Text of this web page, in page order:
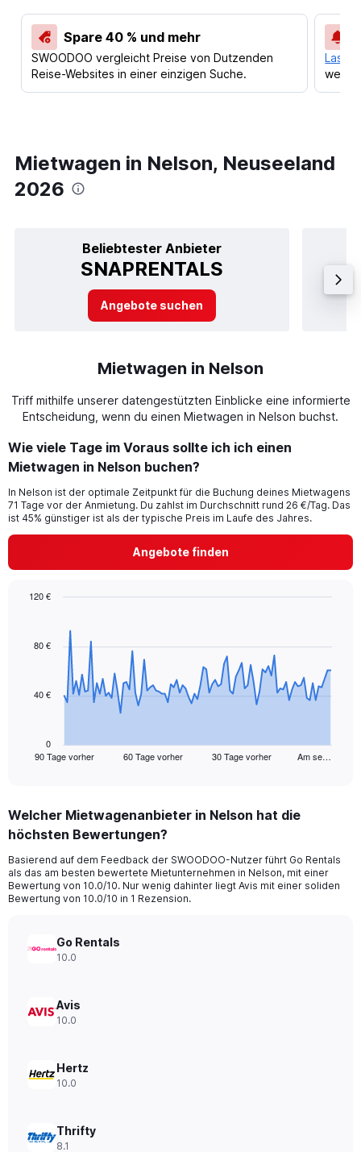
Spare 40 % und mehr
SWOODOO vergleicht Preise von Dutzenden
Reise-Websites in einer einzigen Suche.
Lass
Mietwagen in Nelson, Neuseeland
2026
Beliebtester Anbieter
SNAPRENTALS
Angebote suchen
Mietwagen in Nelson
Triff mithilfe unserer datengestützten Einblicke eine informierte
Entscheidung, wenn du einen Mietwagen in Nelson buchst.
Wie viele Tage im Voraus sollte ich ich einen
Mietwagen in Nelson buchen?
In Nelson ist der optimale Zeitpunkt für die Buchung deines Mietwagens
71 Tage vor der Anmietung. Du zahlst im Durchschnitt rund 26 €/Tag. Das
ist 45% günstiger ist als der typische Preis im Laufe des Jahres.
Angebote finden
data
The
Range:
91
The
chart
has
displaying
to
90 Tage vorher 60 Tage vorher 30 Tage vorher Am se…
0
40 €
80 €
120 €
End
Welcher Mietwagenanbieter in Nelson hat die
höchsten Bewertungen?
Basierend auf dem Feedback der SWOODOO-Nutzer führt Go Rentals
als das am besten bewertete Mietunternehmen in Nelson, mit einer
Bewertung von 10.0/10. Nur wenig dahinter liegt Avis mit einer soliden
Bewertung von 10.0/10 in 1 Rezension.
Go Rentals
10.0
Avis
10.0
Hertz
10.0
Thrifty
8.1